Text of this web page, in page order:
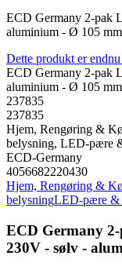
ECD Germany 2-pak
aluminium - Ø 105
Dette produkt er
ECD Germany 2-pak
aluminium - Ø 105
237835
237835
Hjem, Rengøring &
belysning, LED-pære
ECD-Germany
4056682220430
Hjem, Rengøring &
belysningLED-pære &
ECD Germany
230V - sølv -